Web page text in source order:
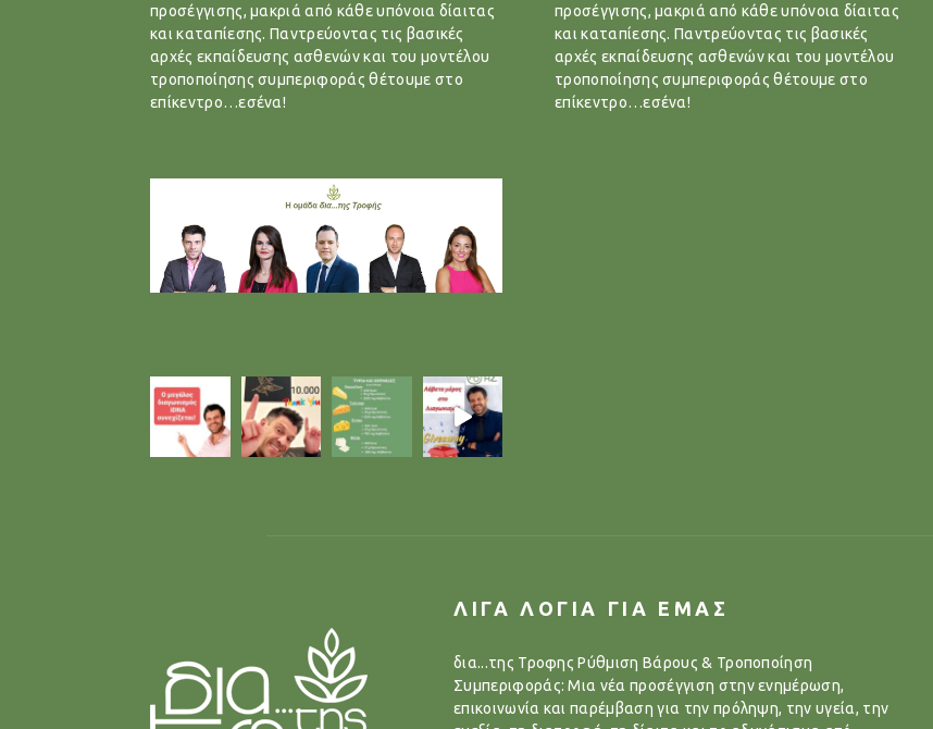
προσέγγισης, μακριά από κάθε υπόνοια δίαιτας
και καταπίεσης. Παντρεύοντας τις βασικές
αρχές εκπαίδευσης ασθενών και του μοντέλου
τροποποίησης συμπεριφοράς θέτουμε στο
επίκεντρο…εσένα!
προσέγγισης, μακριά από κάθε υπόνοια δίαιτας
και καταπίεσης. Παντρεύοντας τις βασικές
αρχές εκπαίδευσης ασθενών και του μοντέλου
τροποποίησης συμπεριφοράς θέτουμε στο
επίκεντρο…εσένα!
ΛΙΓΑ ΛΟΓΙΑ ΓΙΑ ΕΜΑΣ
δια...της Τροφης Ρύθμιση Βάρους & Τροποποίηση
Συμπεριφοράς: Μια νέα προσέγγιση στην ενημέρωση,
επικοινωνία και παρέμβαση για την πρόληψη, την υγεία, την